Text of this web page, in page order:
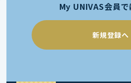
My UNIVAS会員
新規登録へ